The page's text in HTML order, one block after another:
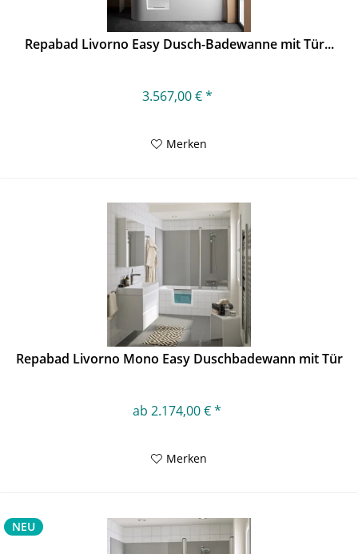
Repabad Livorno Easy Dusch-Badewanne mit Tür...
3.567,00 € *
Merken
Repabad Livorno Mono Easy Duschbadewann mit Tür
ab 2.174,00 € *
Merken
NEU